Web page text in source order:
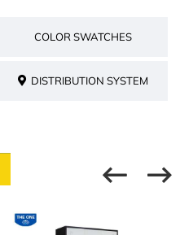
COLOR SWATCHES
DISTRIBUTION SYSTEM